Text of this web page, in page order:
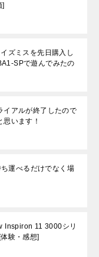
]
ズミスを先日購入し
SPで遊んでみたの
イアルが終了したので
います！
運べるだけでなく場
Inspiron 11 3000シリ
験・感想]